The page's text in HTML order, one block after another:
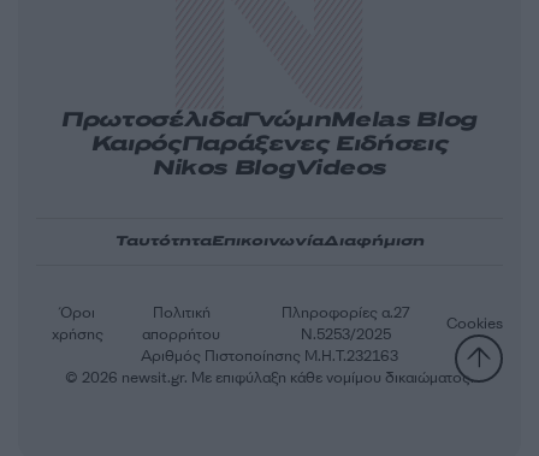
ΠρωτοσέλιδαΓνώμηMelas Blog
ΚαιρόςΠαράξενες Ειδήσεις
Nikos BlogVideos
ΤαυτότηταΕπικοινωνίαΔιαφήμιση
Αριθμός Πιστοποίησης Μ.Η.Τ.232163
Όροι
χρήσης
Πολιτική
απορρήτου
Πληροφορίες α.27
Ν.5253/2025
Cookies
© 2026 newsit.gr. Με επιφύλαξη κάθε νομίμου δικαιώματος.